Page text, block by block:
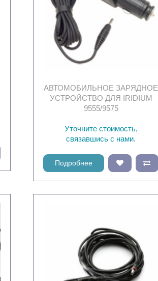
АВТОМОБИЛЬНОЕ ЗАРЯДНОЕ
УСТРОЙСТВО ДЛЯ IRIDIUM
9555/9575
Уточните стоимость,
связавшись с нами.
Подробнее